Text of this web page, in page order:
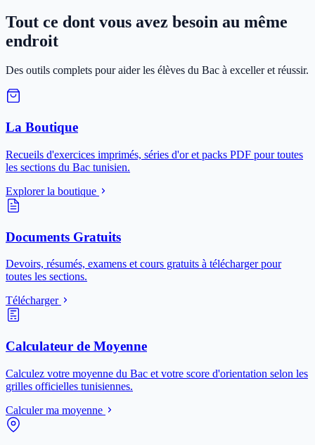
Tout ce dont vous avez besoin au même
endroit
Des outils complets pour aider les élèves du Bac à exceller et réussir.
La Boutique
Recueils d'exercices imprimés, séries d'or et packs PDF pour toutes
les sections du Bac tunisien.
Explorer la boutique
Documents Gratuits
Devoirs, résumés, examens et cours gratuits à télécharger pour
toutes les sections.
Télécharger
Calculateur de Moyenne
Calculez votre moyenne du Bac et votre score d'orientation selon les
grilles officielles tunisiennes.
Calculer ma moyenne